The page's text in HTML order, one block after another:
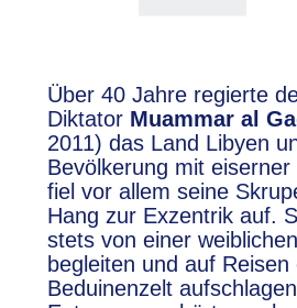
Über 40 Jahre regierte
Diktator Muammar al
2011) das Land Libyen
Bevölkerung mit eiserner
fiel vor allem seine
Hang zur Exzentrik auf.
stets von einer
begleiten und auf
Beduinenzelt